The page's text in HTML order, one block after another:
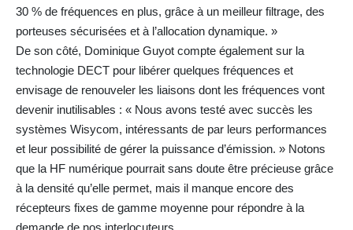
30 % de fréquences en plus, grâce à un meilleur filtrage, des
porteuses sécurisées et à l’allocation dynamique. »
De son côté, Dominique Guyot compte également sur la
technologie DECT pour libérer quelques fréquences et
envisage de renouveler les liaisons dont les fréquences vont
devenir inutilisables : « Nous avons testé avec succès les
systèmes Wisycom, intéressants de par leurs performances
et leur possibilité de gérer la puissance d’émission. » Notons
que la HF numérique pourrait sans doute être précieuse grâce
à la densité qu’elle permet, mais il manque encore des
récepteurs fixes de gamme moyenne pour répondre à la
demande de nos interlocuteurs…